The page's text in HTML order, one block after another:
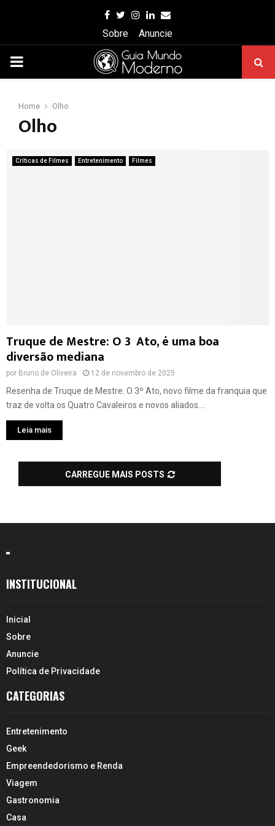
Facebook
Twitter
Instagram
Linkedin
Email
Sobre
Anuncie
PRIMARY
Home Olho
Olho
Críticas de Filmes Entretenimento Filmes
Truque de Mestre: O 3º Ato, é uma boa
diversão mediana
por Bruno de Oliveira 12 de novembro de 2025
Resenha de Truque de Mestre: O 3º Ato, novo filme da franquia que
traz de volta os Quatro Cavaleiros e novos aliados....
Leia mais
CARREGUE MAIS POSTS
INSTITUCIONAL
Inicial
Sobre
Anuncie
Política de Privacidade
CATEGORIAS
Entretenimento
Geek
Empreendedorismo e Renda
Viagem
Gastronomia
Casa